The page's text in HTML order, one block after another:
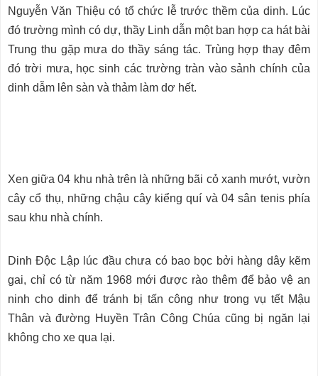
Nguyễn Văn Thiệu có tổ chức lễ trước thềm của dinh. Lúc
đó trường mình có dự, thầy Linh dẫn một ban hợp ca hát bài
Trung thu gặp mưa do thầy sáng tác. Trùng hợp thay đêm
đó trời mưa, học sinh các trường tràn vào sảnh chính của
dinh dẫm lên sàn và thảm làm dơ hết.
Xen giữa 04 khu nhà trên là những bãi cỏ xanh mướt, vườn
cây cổ thụ, những chậu cây kiểng quí và 04 sân tenis phía
sau khu nhà chính.
Dinh Độc Lập lúc đầu chưa có bao bọc bởi hàng dây kẽm
gai, chỉ có từ năm 1968 mới được rào thêm để bảo vệ an
ninh cho dinh để tránh bị tấn công như trong vụ tết Mậu
Thân và đường Huyền Trân Công Chúa cũng bị ngăn lại
không cho xe qua lại.